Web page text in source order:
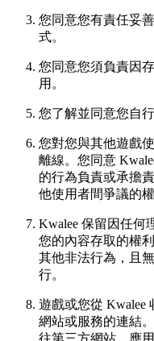
您同意您有責任妥
式。
您同意您須負責因
用。
您了解並同意您自
您對您與其他遊戲
離線。您同意
的行為負責或承擔
他使用者間爭議的
Kwalee 保留因任何
您的內容存取的權
其他非法行為，且
行。
遊戲或您從 Kwalee
網站或服務的連結